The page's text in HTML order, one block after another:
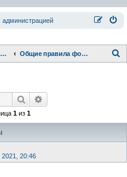
администрацией
Информационный раздел Общие правила форума
Поиск
1из 1
2021, 20:46